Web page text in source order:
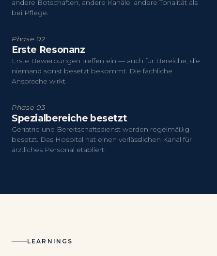
andere Botschaften, andere Kanäle, andere Tonalität als
bei Pflege.
Phase 02
Erste Resonanz
Erste Bewerbungen treffen ein — auch für Bereiche, die
niemand sonst besetzt bekommt. Die fachliche
Ansprache wirkt.
Phase 03
Spezialbereiche besetzt
Geriatrie und Bereitschaftsdienst werden regelmäßig
besetzt. Das Hospital hat einen verlässlichen Kanal für
ärztliches Personal etabliert.
LEARNINGS